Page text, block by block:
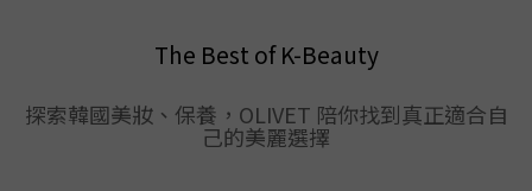
The Best of K-Beauty
探索韓國美妝、保養，OLIVET 陪你找到真正適合自
己的美麗選擇